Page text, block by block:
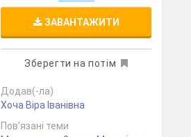
ЗАВАНТАЖИТИ
Зберегти на потім
Додав(-ла)
Хоча Віра Іванівна
Пов’язані теми